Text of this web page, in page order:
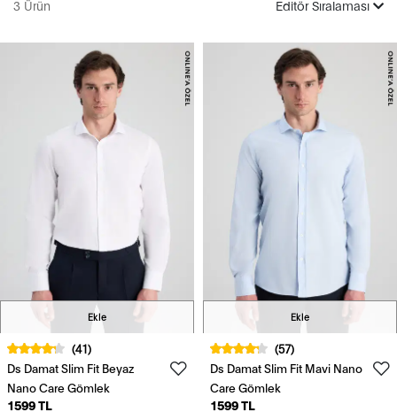
3 Ürün Editör Sıralaması
Ekle
(41)
Ds Damat Slim Fit Beyaz
Nano Care Gömlek
1599 TL
Ekle
(57)
Ds Damat Slim Fit Mavi Nano
Care Gömlek
1599 TL